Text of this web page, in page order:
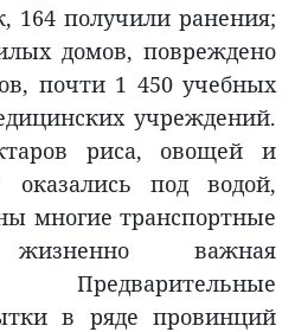
164 получили ранения;
домов, повреждено
почти 1 450 учебных
учреждений.
риса, овощей и
оказались под водой,
многие транспортные
важная
Предварительные
в ряде провинций